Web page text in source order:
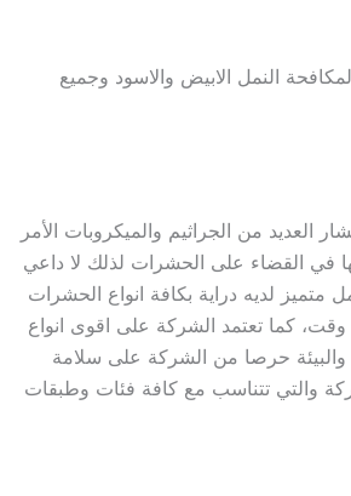
النمل الابيض والاسود وجميع
من الجراثيم والميكروبات الأمر
في القضاء على الحشرات لذلك لا داعي
لديه دراية بكافة انواع الحشرات
كما تعتمد الشركة على اقوى انواع
والبيئة حرصا من الشركة على سلامة
والتي تتناسب مع كافة فئات وطبقات